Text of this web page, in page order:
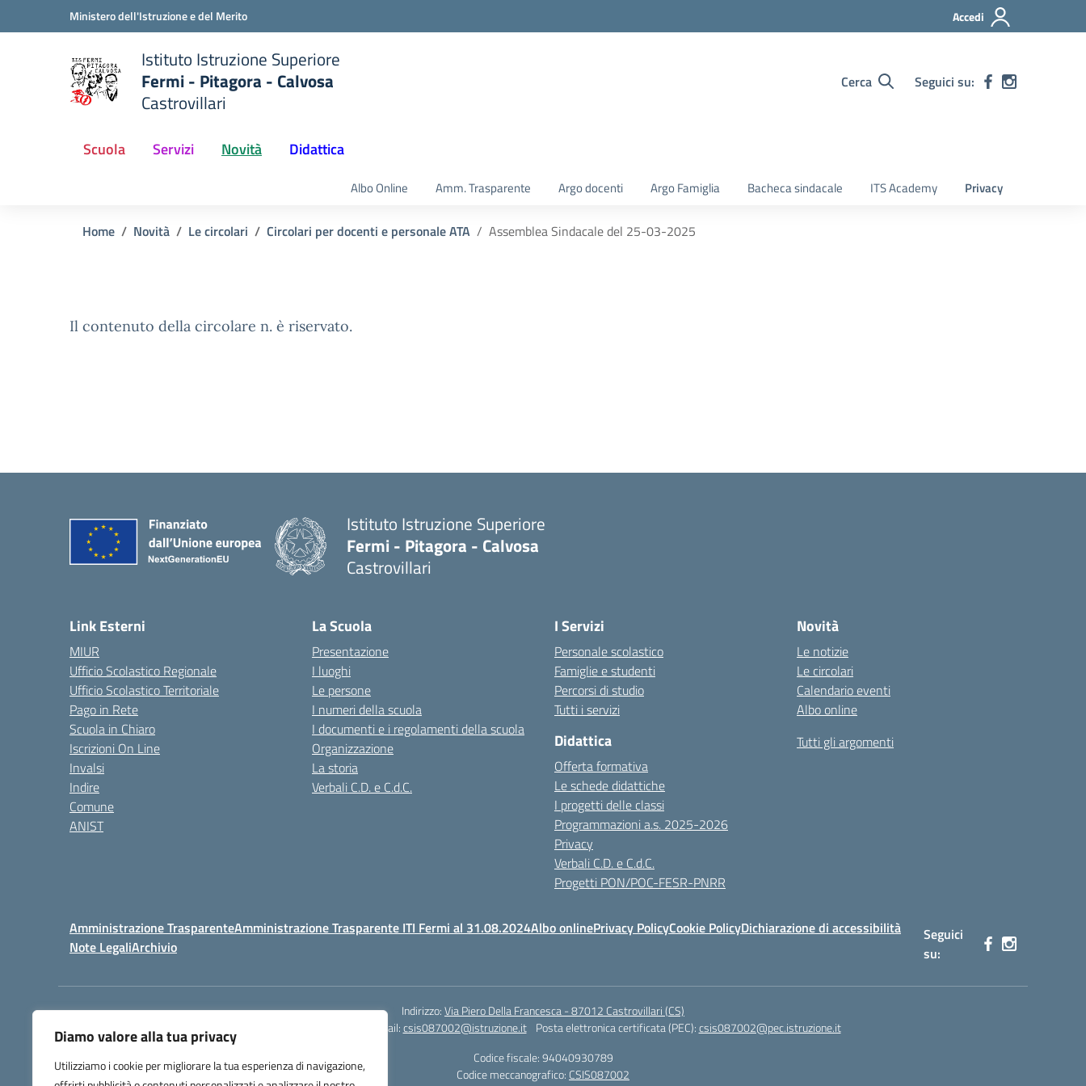
Diamo valore alla tua privacy
Utilizziamo i cookie per migliorare la tua esperienza di navigazione,
Vai ai contenuti
Vai al menu di navigazioneMinistero dell'Istruzione e del Merito Accedi
Istituto Istruzione Superiore
Fermi - Pitagora - Calvosa
Castrovillari
Cerca Seguici su:
Scuola Servizi Novità Didattica
Albo Online Amm. Trasparente Argo docenti Argo Famiglia Bacheca sindacale ITS Academy Privacy
Home Novità Le circolari Circolari per docenti e personale ATA Assemblea Sindacale del 25-03-2025
Il contenuto della circolare n. è riservato.
Istituto Istruzione Superiore
Fermi - Pitagora - Calvosa
Castrovillari
Link Esterni
MIUR
Ufficio Scolastico Regionale
Ufficio Scolastico Territoriale
Pago in Rete
Scuola in Chiaro
Iscrizioni On Line
Invalsi
Indire
Comune
ANIST
La Scuola
Presentazione
I luoghi
Le persone
I numeri della scuola
I documenti e i regolamenti della scuola
Organizzazione
La storia
Verbali C.D. e C.d.C.
I Servizi
Personale scolastico
Famiglie e studenti
Percorsi di studio
Tutti i servizi
Didattica
Offerta formativa
Le schede didattiche
I progetti delle classi
Programmazioni a.s. 2025-2026
Privacy
Verbali C.D. e C.d.C.
Progetti PON/POC-FESR-PNRR
Novità
Le notizie
Le circolari
Calendario eventi
Albo online
Tutti gli argomenti
Amministrazione TrasparenteAmministrazione Trasparente ITI Fermi al 31.08.2024Albo onlinePrivacy PolicyCookie PolicyDichiarazione di accessibilità
Note LegaliArchivio
Seguici
su:
Indirizzo:Via Piero Della Francesca - 87012 Castrovillari (CS)
Email:csis087002@istruzione.it Posta elettronica certificata (PEC):csis087002@pec.istruzione.it
Codice fiscale: 94040930789
Codice meccanografico: CSIS087002